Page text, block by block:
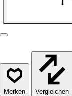
Vergleichen